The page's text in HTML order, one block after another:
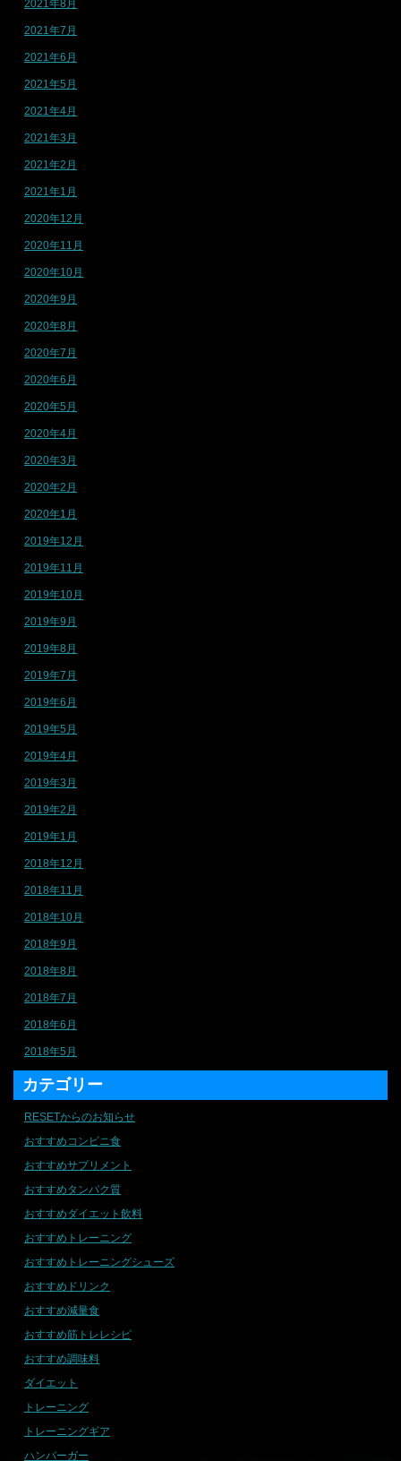
2021年8月
2021年7月
2021年6月
2021年5月
2021年4月
2021年3月
2021年2月
2021年1月
2020年12月
2020年11月
2020年10月
2020年9月
2020年8月
2020年7月
2020年6月
2020年5月
2020年4月
2020年3月
2020年2月
2020年1月
2019年12月
2019年11月
2019年10月
2019年9月
2019年8月
2019年7月
2019年6月
2019年5月
2019年4月
2019年3月
2019年2月
2019年1月
2018年12月
2018年11月
2018年10月
2018年9月
2018年8月
2018年7月
2018年6月
2018年5月
カテゴリー
RESETからのお知らせ
おすすめコンビニ食
おすすめサプリメント
おすすめタンパク質
おすすめダイエット飲料
おすすめトレーニング
おすすめトレーニングシューズ
おすすめドリンク
おすすめ減量食
おすすめ筋トレレシピ
おすすめ調味料
ダイエット
トレーニング
トレーニングギア
ハンバーガー